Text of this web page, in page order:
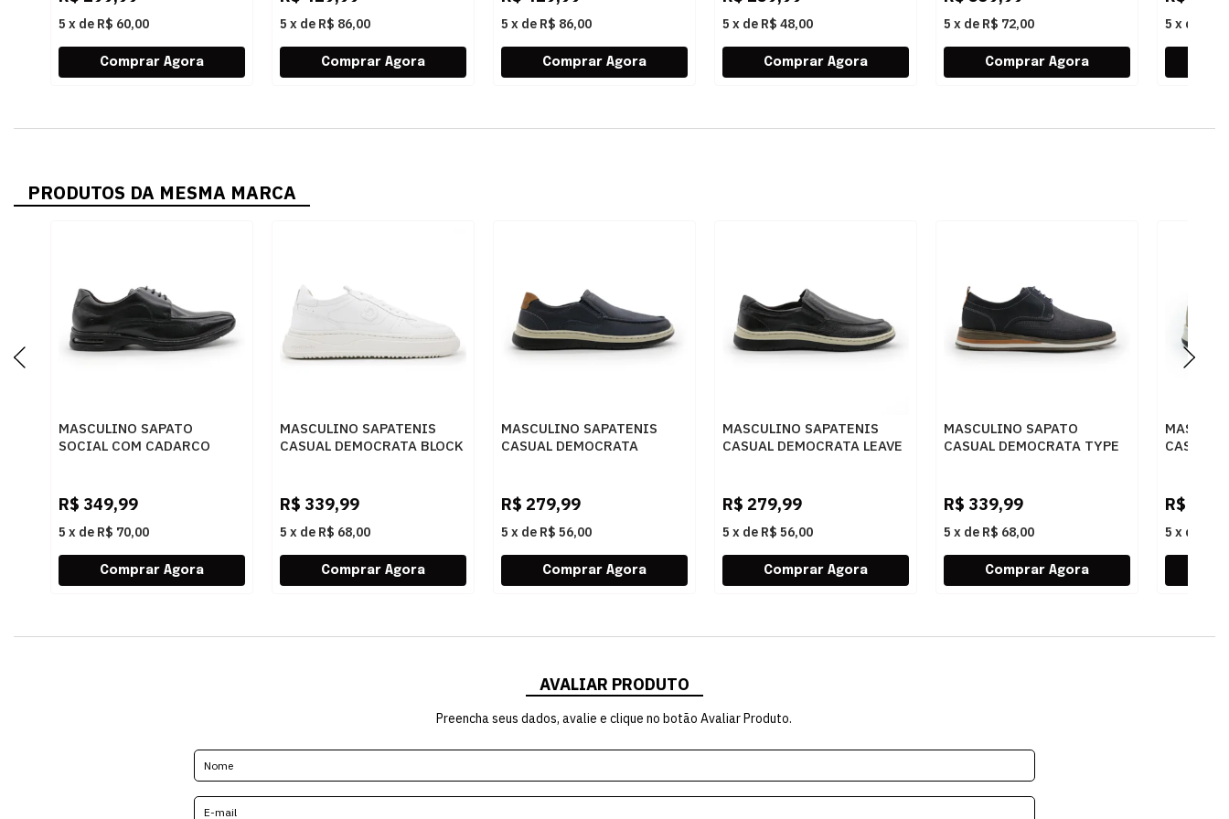
5 x de R$ 60,00 5 x de R$ 86,00 5 x de R$ 86,00 5 x de R$ 48,00 5 x de R$ 72,00 5 x de
PRODUTOS DA MESMA MARCA
MASCULINO SAPATO
SOCIAL COM CADARCO
R$ 349,99
5 x de R$ 70,00
MASCULINO SAPATENIS
CASUAL DEMOCRATA BLOCK
R$ 339,99
5 x de R$ 68,00
MASCULINO SAPATENIS
CASUAL DEMOCRATA
R$ 279,99
5 x de R$ 56,00
MASCULINO SAPATENIS
CASUAL DEMOCRATA LEAVE
R$ 279,99
5 x de R$ 56,00
MASCULINO SAPATO
CASUAL DEMOCRATA TYPE
R$ 339,99
5 x de R$ 68,00
CASUAL
R$
5 x de
AVALIAR PRODUTO
Preencha seus dados, avalie e clique no botão Avaliar Produto.